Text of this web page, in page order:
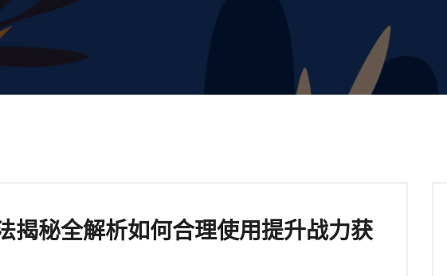
揭秘全解析如何合理使用提升战力获